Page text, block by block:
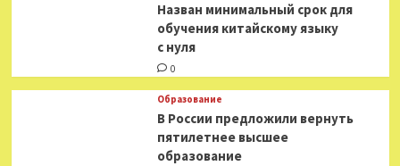
Назван минимальный срок для
обучения китайскому языку
с нуля
0
Образование
В России предложили вернуть
пятилетнее высшее
образование